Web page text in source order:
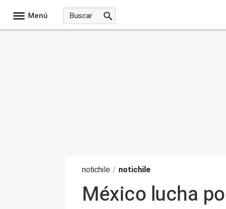
Menú
notichile / notichile
México lucha